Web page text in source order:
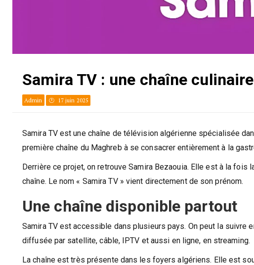
Samira TV : une chaîne
Admin 17 juin 2025
Samira TV est une chaîne de télévision algérienne spécialisée
première chaîne du Maghreb à se consacrer entièrement à la
Derrière ce projet, on retrouve Samira Bezaouia. Elle est à la
chaîne. Le nom « Samira TV » vient directement de son prénom.
Une chaîne disponible partout
Samira TV est accessible dans plusieurs pays. On peut la suivre
diffusée par satellite, câble, IPTV et aussi en ligne, en streaming.
La chaîne est très présente dans les foyers algériens. Elle est